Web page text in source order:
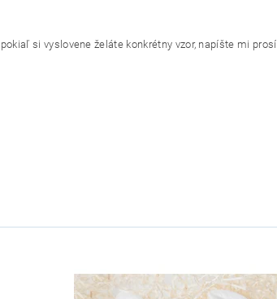
si vyslovene želáte konkrétny vzor, napíšte mi